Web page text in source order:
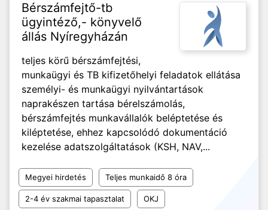
Bérszámfejtő-tb
ügyintéző,- könyvelő
állás Nyíregyházán
teljes körű bérszámfejtési,
munkaügyi és TB kifizetőhelyi feladatok ellátása
személyi- és munkaügyi nyilvántartások
naprakészen tartása bérelszámolás,
bérszámfejtés munkavállalók beléptetése és
kiléptetése, ehhez kapcsolódó dokumentáció
kezelése adatszolgáltatások (KSH, NAV,...
Megyei hirdetés Teljes munkaidő 8 óra
2-4 év szakmai tapasztalat OKJ